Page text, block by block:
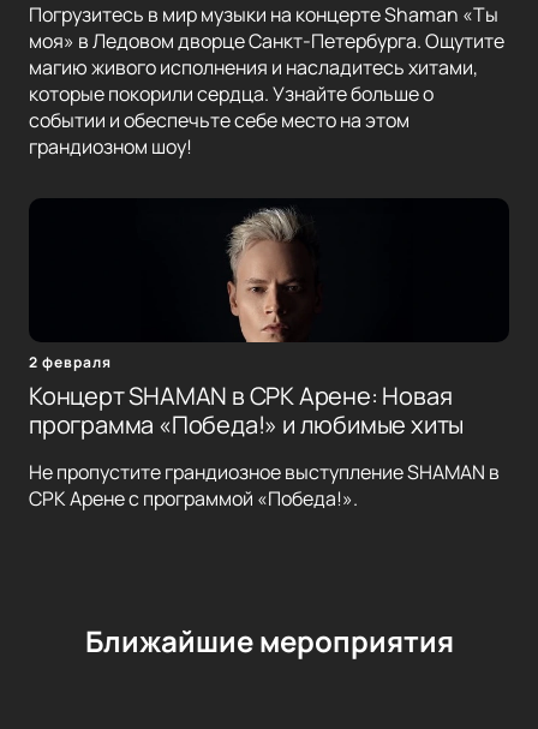
Погрузитесь в мир музыки на концерте Shaman «Ты
моя» в Ледовом дворце Санкт-Петербурга. Ощутите
магию живого исполнения и насладитесь хитами,
которые покорили сердца. Узнайте больше о
событии и обеспечьте себе место на этом
грандиозном шоу!
2 февраля
Концерт SHAMAN в СРК Арене: Новая
программа «Победа!» и любимые хиты
Не пропустите грандиозное выступление SHAMAN в
СРК Арене с программой «Победа!».
Ближайшие мероприятия